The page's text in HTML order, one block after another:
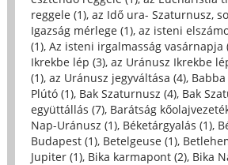
reggele (1), az Idő ura- Szaturnusz,
Igazság mérlege (1), az isteni
(1), Az isteni irgalmasság vasárnapja
Ikrekbe lép (3), az Uránusz Ikrekbe
(1), az Uránusz jegyváltása (4),
Plútó (1), Bak Szaturnusz (4), Bak
együttállás (7), Barátság
Nap-Uránusz (1), Béketárgyalás (1),
Budapest (1), Betelgeuse (1),
Jupiter (1), Bika karmapont (2), Bika